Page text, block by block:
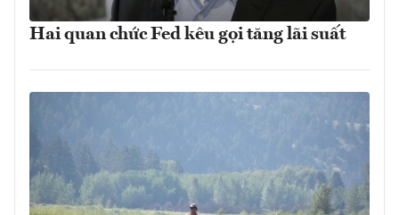
Hai quan chức Fed kêu gọi tăng lãi suất